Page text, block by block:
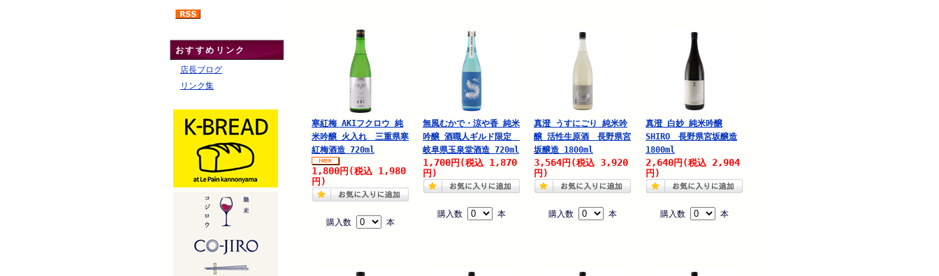
おすすめリンク
店長ブログ
リンク集
寒紅梅 AKIフクロウ 純
米吟醸 火入れ 三重県寒
紅梅酒造 720ml
1,800円 (税込 1,980
円)
購入数 本
無風むかで・涼や香 純米
吟醸 酒職人ギルド限定
岐阜県玉泉堂酒造 720ml
1,700円 (税込 1,870
円)
購入数 本
真澄 うすにごり 純米吟
醸 活性生原酒 長野県宮
坂醸造 1800ml
3,564円 (税込 3,920
円)
購入数 本
真澄 白妙 純米吟醸
SHIRO 長野県宮坂醸造
1800ml
2,640円 (税込 2,904
円)
購入数 本